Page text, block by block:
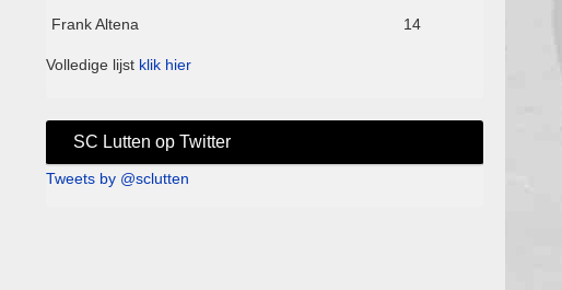
Frank Altena
14
Volledige lijst klik hier
SC Lutten op Twitter
Tweets by @sclutten